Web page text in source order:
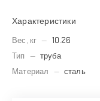
Характеристики
Вес, кг — 10.26
Тип
— труба
Материал
— сталь